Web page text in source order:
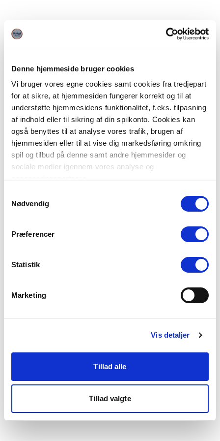
Denne hjemmeside bruger cookies
Vi bruger vores egne cookies samt cookies fra tredjepart
for at sikre, at hjemmesiden fungerer korrekt og til at
understøtte hjemmesidens funktionalitet, f.eks. tilpasning
af indhold eller til sikring af din spilkonto. Cookies kan
også benyttes til at analyse vores trafik, brugen af
hjemmesiden eller til at vise dig markedsføring omkring
spil og tilbud på denne samt andre hjemmesider og
sociale medier igennem vores analyse og
Du kan læse mere om vores brug af cookies under
"Detaljer" eller ved at klikke videre til vores Cookiepolitik,
Nødvendig
Præferencer
Statistik
Marketing
Vis detaljer
Tillad alle
Tillad valgte